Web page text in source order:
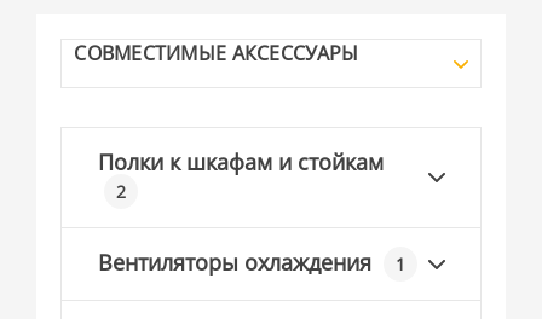
СОВМЕСТИМЫЕ АКСЕССУАРЫ
Полки к шкафам и стойкам
2
Вентиляторы охлаждения 1